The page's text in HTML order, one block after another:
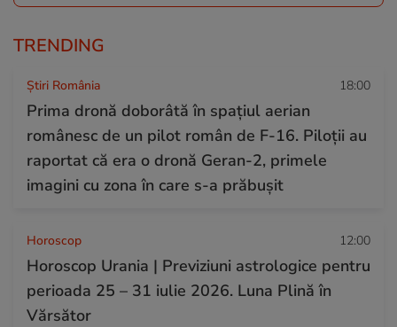
TRENDING
Știri România 18:00
Prima dronă doborâtă în spațiul aerian
românesc de un pilot român de F-16. Piloții au
raportat că era o dronă Geran-2, primele
imagini cu zona în care s-a prăbușit
Horoscop 12:00
Horoscop Urania | Previziuni astrologice pentru
perioada 25 – 31 iulie 2026. Luna Plină în
Vărsător